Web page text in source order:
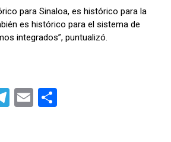
para Sinaloa, es histórico para la
es histórico para el sistema de
integrados”, puntualizó.
T
E